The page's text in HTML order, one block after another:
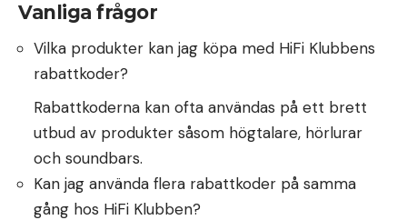
Vanliga frågor
Vilka produkter kan jag köpa med HiFi Klubbens
rabattkoder?
Rabattkoderna kan ofta användas på ett brett
utbud av produkter såsom högtalare, hörlurar
och soundbars.
Kan jag använda flera rabattkoder på samma
gång hos HiFi Klubben?